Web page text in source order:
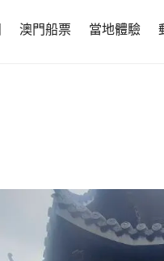
澳門船票 當地體驗